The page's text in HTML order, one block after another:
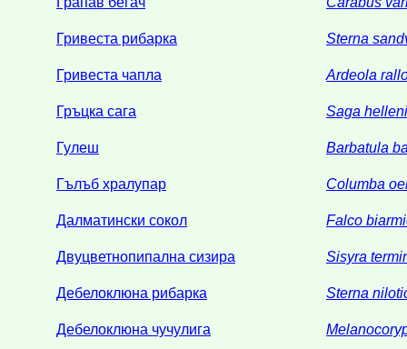
Гривеста рибарка Sterna
Гривеста чапла Ardeola
Гръцка сага Saga
Гулеш Barbatula
Гълъб хралупар Columba
Далматински сокол Falco
Двуцветнопипална сизира Sisyra
Дебелоклюна рибарка Sterna
Дебелоклюна чучулига